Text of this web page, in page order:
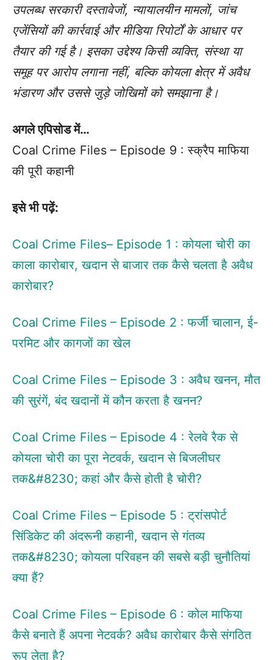
उपलब्ध सरकारी दस्तावेजों, न्यायालयीन मामलों, जांच
एजेंसियों की कार्रवाई और मीडिया रिपोर्टों के आधार पर
तैयार की गई है। इसका उद्देश्य किसी व्यक्ति, संस्था या
समूह पर आरोप लगाना नहीं, बल्कि कोयला क्षेत्र में अवैध
भंडारण और उससे जुड़े जोखिमों को समझाना है।
अगले एपिसोड में…
Coal Crime Files – Episode 9 : स्क्रैप माफिया
की पूरी कहानी
इसे भी पढ़ें:
Coal Crime Files– Episode 1 : कोयला चोरी का
काला कारोबार, खदान से बाजार तक कैसे चलता है अवैध
कारोबार?
Coal Crime Files – Episode 2 : फर्जी चालान, ई-
परमिट और कागजों का खेल
Coal Crime Files – Episode 3 : अवैध खनन, मौत
की सुरंगें, बंद खदानों में कौन करता है खनन?
Coal Crime Files – Episode 4 : रेलवे रैक से
कोयला चोरी का पूरा नेटवर्क, खदान से बिजलीघर
तक&#8230; कहां और कैसे होती है चोरी?
Coal Crime Files – Episode 5 : ट्रांसपोर्ट
सिंडिकेट की अंदरूनी कहानी, खदान से गंतव्य
तक&#8230; कोयला परिवहन की सबसे बड़ी चुनौतियां
क्या हैं?
Coal Crime Files – Episode 6 : कोल माफिया
कैसे बनाते हैं अपना नेटवर्क? अवैध कारोबार कैसे संगठित
रूप लेता है?